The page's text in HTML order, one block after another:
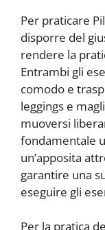
Per praticare
disporre del
rendere la
Entrambi gli
comodo e
leggings e
muoversi
fondamentale
un’apposita
garantire una
eseguire gli
Per la pratica